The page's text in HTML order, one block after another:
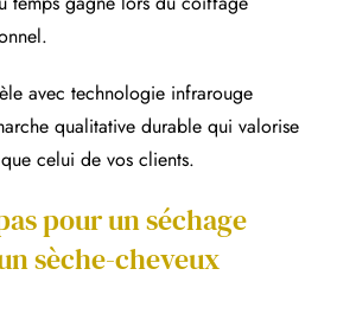
avec technologie infrarouge
qualitative durable qui valorise
celui de vos clients.
pour un séchage
sèche-cheveux